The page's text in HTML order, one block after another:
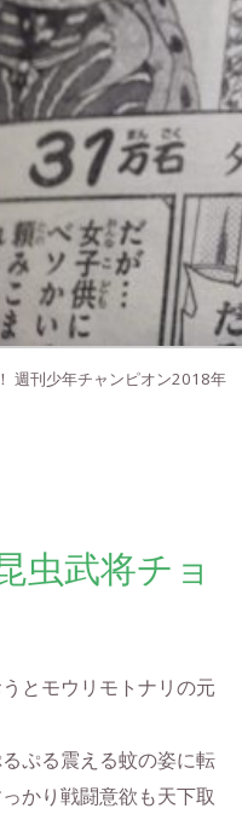
週刊少年チャンピオン2018年
虫武将チョ
とモウリモトナリの元
ぷる震える蚊の姿に転
かり戦闘意欲も天下取